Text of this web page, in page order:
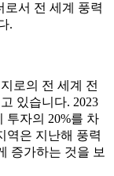
로서 전 세계 풍력
.
로의 전 세계 전
있습니다. 2023
투자의 20%를 차
역은 지난해 풍력
증가하는 것을 보